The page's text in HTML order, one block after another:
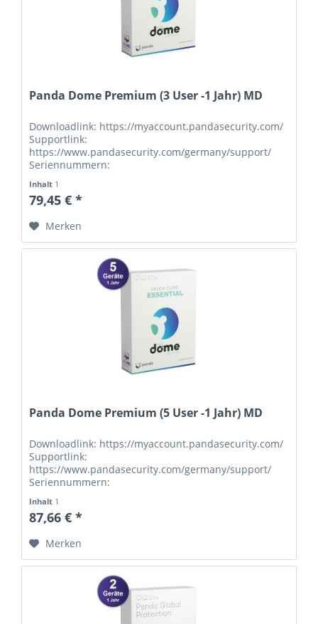
Panda Dome Premium (3 User -1 Jahr) MD
Downloadlink: https://myaccount.pandasecurity.com/
Supportlink:
https://www.pandasecurity.com/germany/support/
Seriennummern:
Inhalt 1
79,45 € *
Merken
Panda Dome Premium (5 User -1 Jahr) MD
Downloadlink: https://myaccount.pandasecurity.com/
Supportlink:
https://www.pandasecurity.com/germany/support/
Seriennummern:
Inhalt 1
87,66 € *
Merken